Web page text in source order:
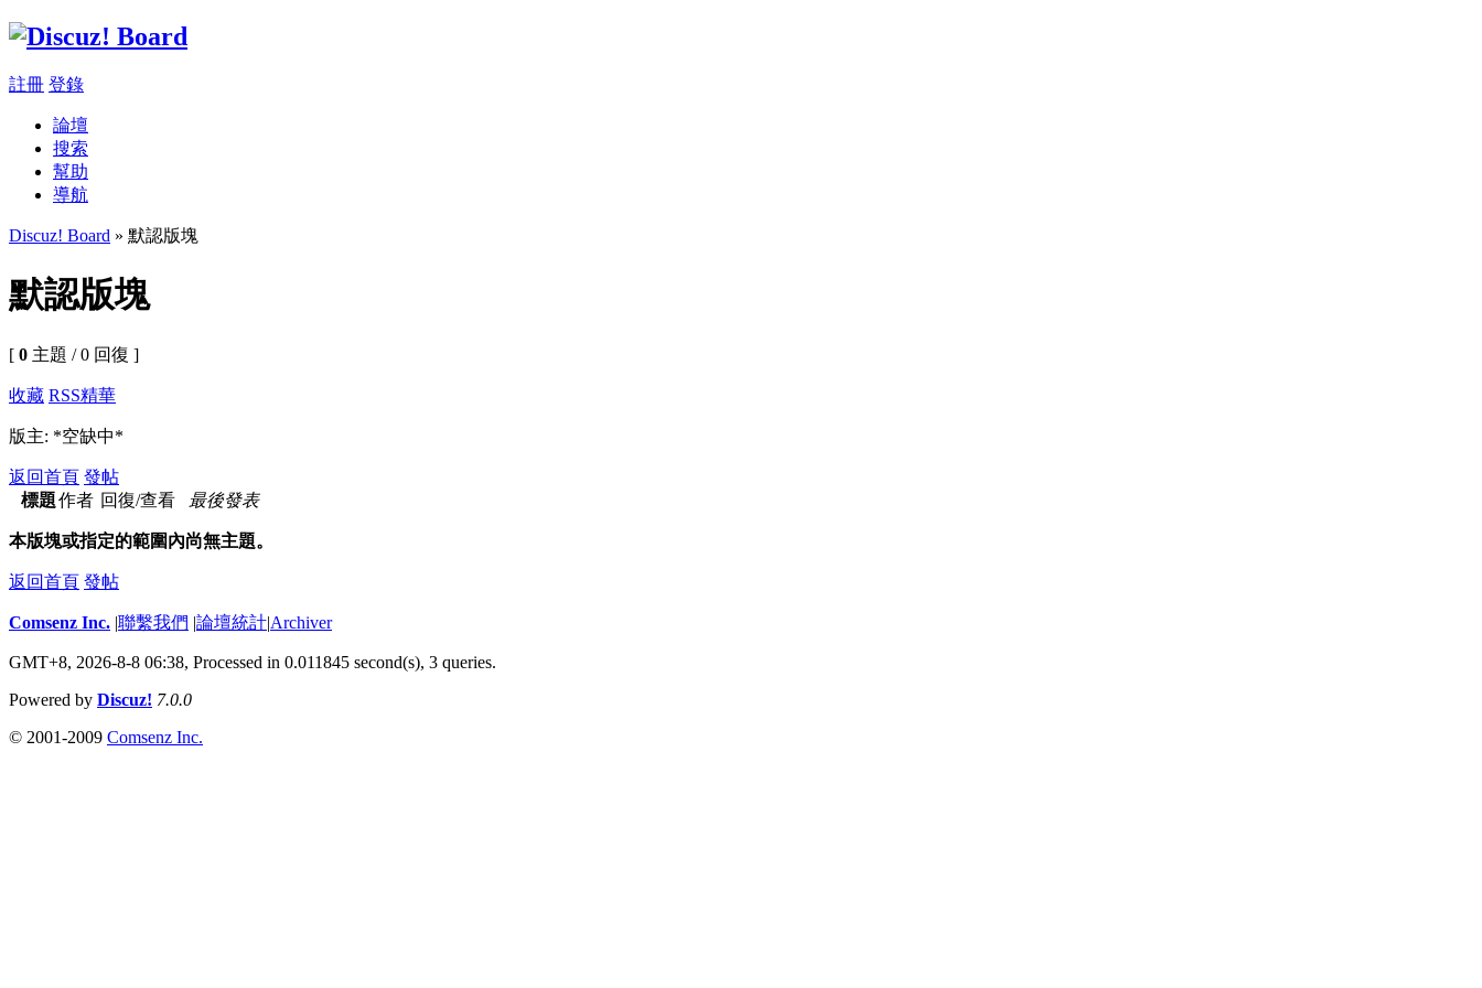
註冊 登錄
論壇
搜索
幫助
導航
Discuz! Board » 默認版塊
默認版塊
[ 0 主題 / 0 回復 ]
收藏 RSS精華
版主: *空缺中*
返回首頁 發帖
標題作者 回復/查看 最後發表
本版塊或指定的範圍內尚無主題。
返回首頁 發帖
Comsenz Inc. |聯繫我們 |論壇統計|Archiver
GMT+8, 2026-8-8 06:38, Processed in 0.011845 second(s), 3 queries.
Powered by Discuz! 7.0.0
© 2001-2009 Comsenz Inc.